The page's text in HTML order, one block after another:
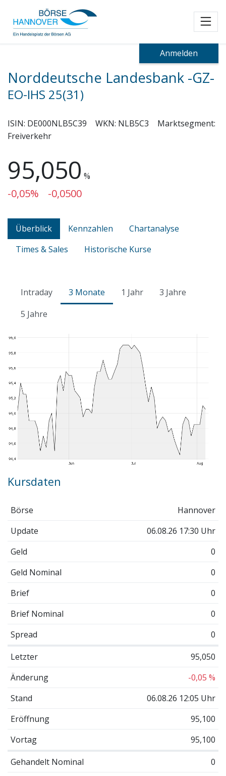
Anmelden
Norddeutsche Landesbank -GZ-
EO-IHS 25(31)
ISIN: DE000NLB5C39 WKN: NLB5C3
Marktsegment:
Freiverkehr
95,050 %
-0,05% -0,0500
Überblick Kennzahlen
Chartanalyse
Times & Sales
Historische Kurse
Intraday 3 Monate 1 Jahr
3 Jahre
5 Jahre
Kursdaten
Börse
Hannover
Update
06.08.26 17:30 Uhr
Geld
0
Geld Nominal
0
Brief
0
Brief Nominal
0
Spread
0
Letzter
95,050
Änderung
-0,05 %
Stand
06.08.26 12:05 Uhr
Eröffnung
95,100
Vortag
95,100
Gehandelt Nominal
0